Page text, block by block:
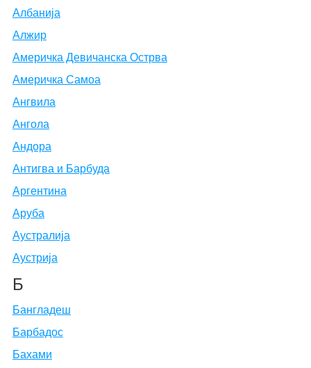
Албанија
Алжир
Америчка Девичанска Острва
Америчка Самоа
Ангвила
Ангола
Андора
Антигва и Барбуда
Аргентина
Аруба
Аустралија
Аустрија
Б
Бангладеш
Барбадос
Бахами